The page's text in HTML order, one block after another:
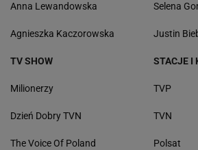
Anna Lewandowska
Agnieszka Kaczorowska
Selena
Justin
TV SHOW
Milionerzy
Dzień Dobry TVN
The Voice Of Poland
STACJE I
TVP
TVN
Polsat